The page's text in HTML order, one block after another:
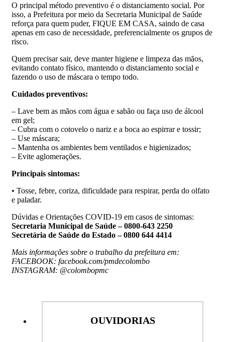
O principal método preventivo é o distanciamento social. Por
isso, a Prefeitura por meio da Secretaria Municipal de Saúde
reforça para quem puder, FIQUE EM CASA, saindo de casa
apenas em caso de necessidade, preferencialmente os grupos de
risco.
Quem precisar sair, deve manter higiene e limpeza das mãos,
evitando contato físico, mantendo o distanciamento social e
fazendo o uso de máscara o tempo todo.
Cuidados preventivos:
– Lave bem as mãos com água e sabão ou faça uso de álcool
em gel;
– Cubra com o cotovelo o nariz e a boca ao espirrar e tossir;
– Use máscara;
– Mantenha os ambientes bem ventilados e higienizados;
– Evite aglomerações.
Principais sintomas:
• Tosse, febre, coriza, dificuldade para respirar, perda do olfato
e paladar.
Dúvidas e Orientações COVID-19 em casos de sintomas:
Secretaria Municipal de Saúde – 0800-643 2250
Secretária de Saúde do Estado – 0800 644 4414
Mais informações sobre o trabalho da prefeitura em:
FACEBOOK: facebook.com/pmdecolombo
INSTAGRAM: @colombopmc
OUVIDORIAS